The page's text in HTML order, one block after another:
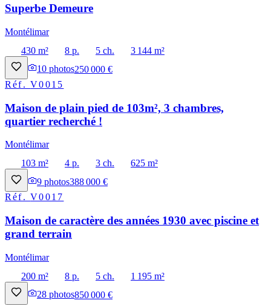
Superbe Demeure
Montélimar
430 m²
8 p. 5 ch.
3 144 m²
10 photos250 000 €
Réf.V0015
Maison de plain pied de 103m², 3 chambres,
quartier recherché !
Montélimar
103 m²
4 p. 3 ch.
625 m²
9 photos388 000 €
Réf.V0017
Maison de caractère des années 1930 avec piscine et
grand terrain
Montélimar
200 m²
8 p. 5 ch.
1 195 m²
28 photos850 000 €